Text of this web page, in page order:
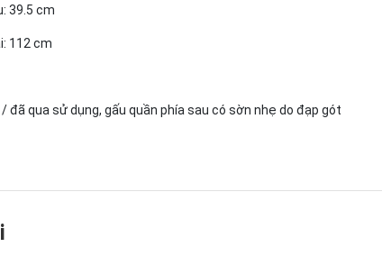
39.5 cm
112 cm
đã qua sử dụng, gấu quần phía sau có sờn nhẹ do đạp gót